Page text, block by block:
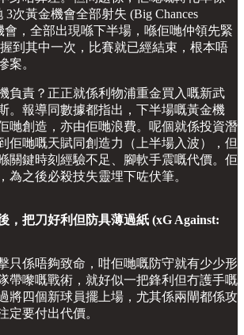
次黃金機會全部射失 (Big Chances
會，全部出現喺下半場，喺佢哋仲領先緊
到其中一次，比賽就已經結束，根本唔
案。
負責？正正就係利物浦重金買入嘅新武
。報導同數據都指出，下半場嘅黃金機
哋創造，亦由佢哋浪費。呢個就係投資潛
佢哋嘅天賦同創造力（上半場入波），但
關鍵時刻經驗不足、腳軟手震嘅代價。佢
為之後必殺技失靈埋下咗伏筆。
，把刀好利但防具薄過紙 (xG Against:
只係唔夠致命，咁佢哋嘅防守就有少少形
帶嚟嘅戰術，就好似一把鋒利但冇護手嘅
將四個新球員擺上場，尤其係兩閘都係攻
定要付出代價。